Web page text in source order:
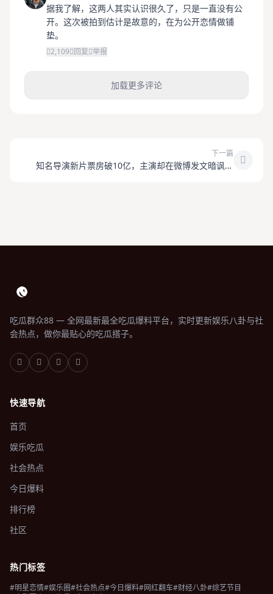
据我了解，这两人其实认识很久了，只是一直没有公
开。这次被拍到估计是故意的，在为公开恋情做铺
垫。
2,109 回复 举报
加载更多评论
下一篇
知名导演新片票房破10亿，主演却在微博发文暗讽片
吃瓜群众88 — 全网最新最全吃瓜爆料平台，实时更新娱乐八卦与社
会热点，做你最贴心的吃瓜搭子。
快速导航
首页
娱乐吃瓜
社会热点
今日爆料
排行榜
社区
热门标签
#明星恋情#娱乐圈#社会热点#今日爆料#网红翻车#财经八卦#综艺节目